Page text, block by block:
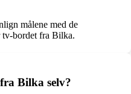
målene med de
tv-bordet fra Bilka.
Bilka selv?